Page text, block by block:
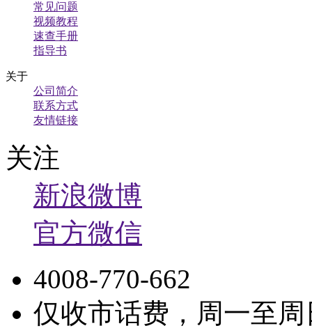
常见问题
视频教程
速查手册
指导书
关于
公司简介
联系方式
友情链接
关注
新浪微博
官方微信
4008-770-662
仅收市话费，周一至周